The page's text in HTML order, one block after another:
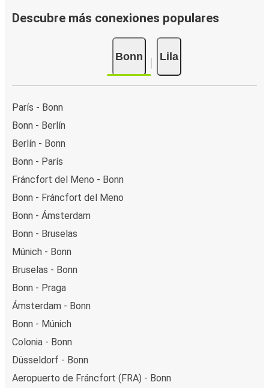
Descubre más conexiones populares
Bonn Lila
París - Bonn
Bonn - Berlín
Berlín - Bonn
Bonn - París
Fráncfort del Meno - Bonn
Bonn - Fráncfort del Meno
Bonn - Ámsterdam
Bonn - Bruselas
Múnich - Bonn
Bruselas - Bonn
Bonn - Praga
Ámsterdam - Bonn
Bonn - Múnich
Colonia - Bonn
Düsseldorf - Bonn
Aeropuerto de Fráncfort (FRA) - Bonn